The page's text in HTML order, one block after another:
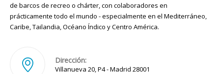
de barcos de recreo o chárter, con colaboradores en
prácticamente todo el mundo - especialmente en el Mediterráneo,
Caribe, Tailandia, Océano Índico y Centro América.
Dirección:
Villanueva 20, P4 - Madrid 28001